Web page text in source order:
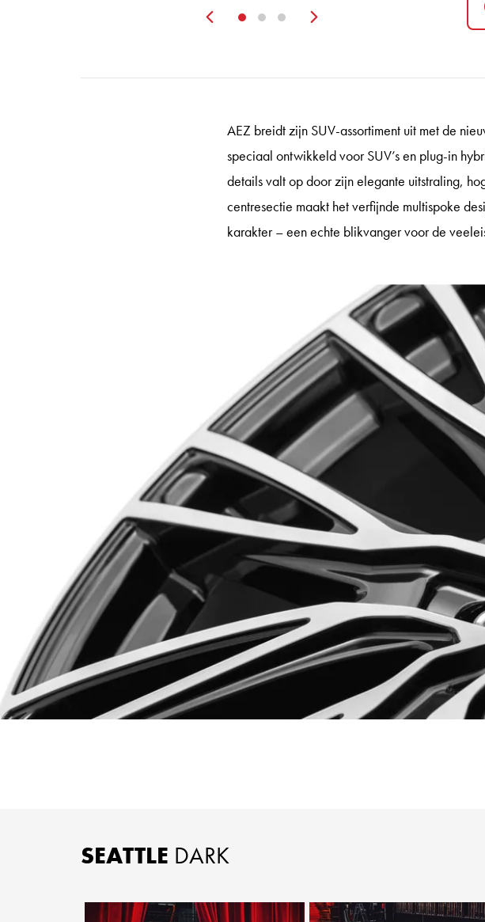
Zurück
AEZ breidt zijn SUV-assortiment uit met de
speciaal ontwikkeld voor SUV’s en plug-in
details valt op door zijn elegante uitstraling,
centresectie maakt het verfijnde multispoke
karakter – een echte blikvanger voor de
SEATTLE DARK